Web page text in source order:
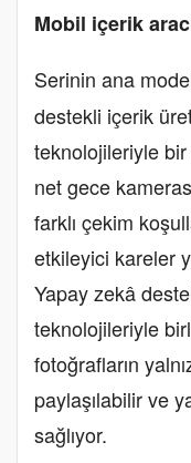
Mobil içerik
Serinin ana
destekli içerik
teknolojileriyle
net gece
farklı çekim
etkileyici kareler
Yapay zekâ
teknolojileriyle
fotoğrafların
paylaşılabilir ve
sağlıyor.